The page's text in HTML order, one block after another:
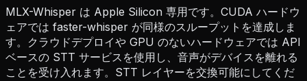
MLX-Whisper は Apple Silicon 専用です。CUDA ハードウ
ェアでは faster-whisper が同様のスループットを達成しま
す。クラウドデプロイや GPU のないハードウェアでは API
ベースの STT サービスを使用し、音声がデバイスを離れる
ことを受け入れます。STT レイヤーを交換可能にしてくだ